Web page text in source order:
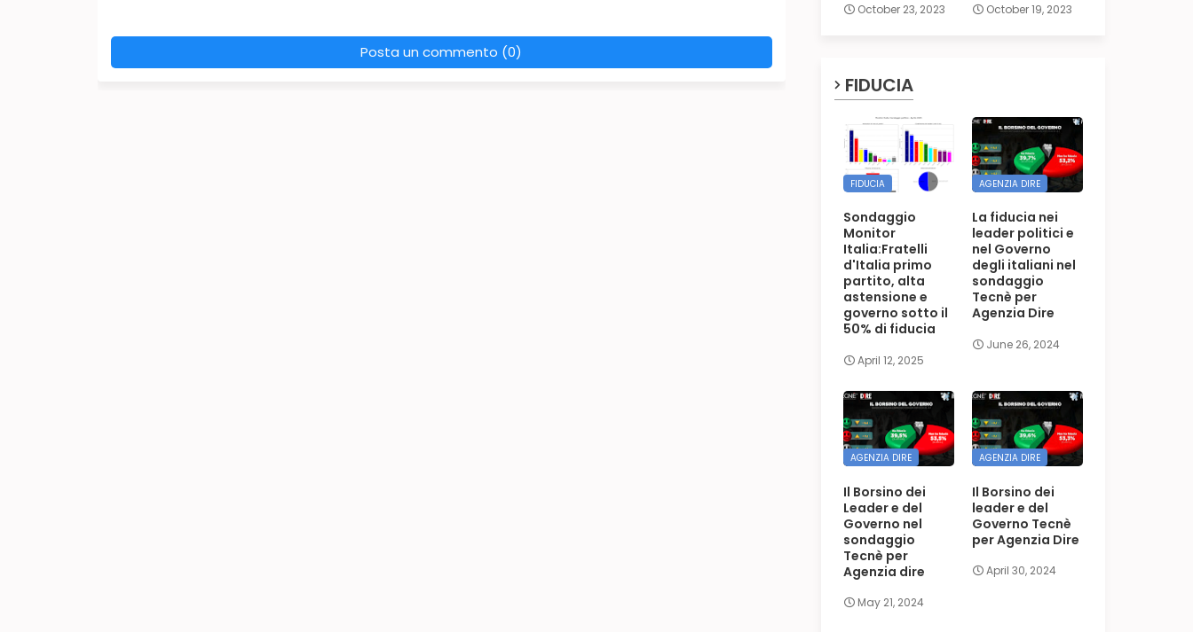
Posta un commento (0)
October 23, 2023 October 19, 2023
FIDUCIA
FIDUCIA
Sondaggio
Monitor
Italia:Fratelli
d'Italia primo
partito, alta
astensione e
governo sotto il
50% di fiducia
April 12, 2025
AGENZIA DIRE
La fiducia nei
leader politici e
nel Governo
degli italiani nel
sondaggio
Tecnè per
Agenzia Dire
June 26, 2024
AGENZIA DIRE
Il Borsino dei
Leader e del
Governo nel
sondaggio
Tecnè per
Agenzia dire
May 21, 2024
AGENZIA DIRE
Il Borsino dei
leader e del
Governo Tecnè
per Agenzia Dire
April 30, 2024